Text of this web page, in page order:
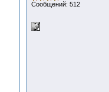
Сообщений: 512